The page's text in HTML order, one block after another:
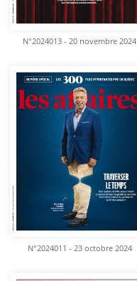
N°2024013 - 20 novembre 2024
N°2024011 - 23 octobre 2024